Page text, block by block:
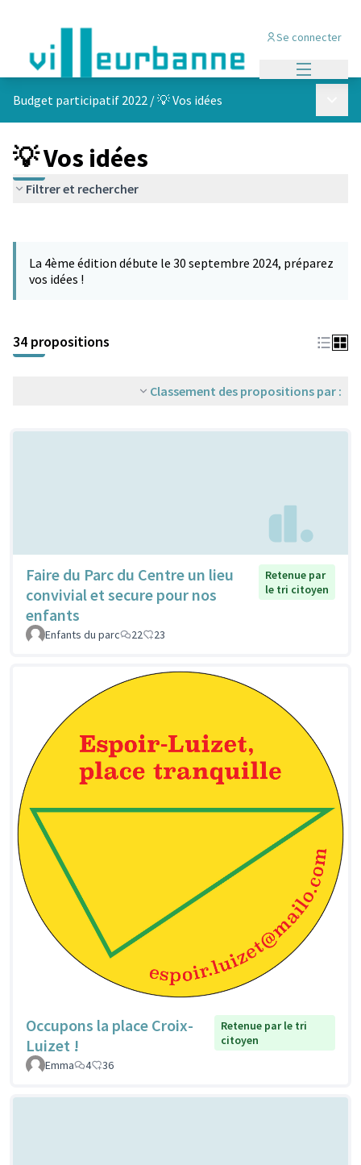
Se connecter
Budget participatif 2022 /💡 Vos idées
💡 Vos idées
Filtrer et rechercher
−
La 4ème édition débute le 30 septembre 2024, préparez
vos idées !
34 propositions
Classement des propositions par :
Faire du Parc du Centre un lieu
convivial et secure pour nos
enfants
Retenue par
le tri citoyen
Enfants du parc 22 23
Occupons la place Croix-
Luizet !
Retenue par le tri
citoyen
Emma
4 36